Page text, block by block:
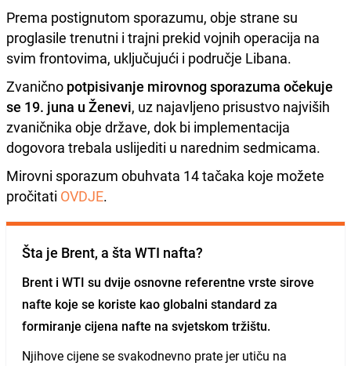
Prema postignutom sporazumu, obje strane su
proglasile trenutni i trajni prekid vojnih operacija na
svim frontovima, uključujući i područje Libana.
Zvanično potpisivanje mirovnog sporazuma očekuje
se 19. juna u Ženevi, uz najavljeno prisustvo najviših
zvaničnika obje države, dok bi implementacija
dogovora trebala uslijediti u narednim sedmicama.
Mirovni sporazum obuhvata 14 tačaka koje možete
pročitati OVDJE.
Šta je Brent, a šta WTI nafta?
Brent i WTI su dvije osnovne referentne vrste sirove
nafte koje se koriste kao globalni standard za
formiranje cijena nafte na svjetskom tržištu.
Njihove cijene se svakodnevno prate jer utiču na